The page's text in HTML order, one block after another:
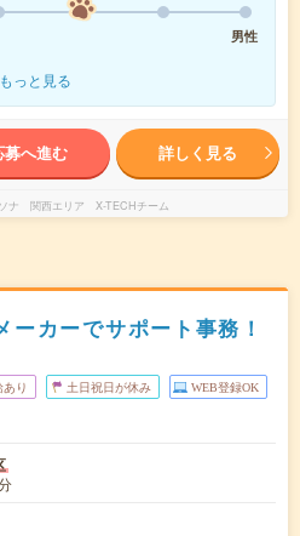
男性
もっと見る
募へ進む 詳しく見る
ナ 関西エリア X-TECHチーム
カーでサポート事務！
り 土日祝日が休み WEB登録OK